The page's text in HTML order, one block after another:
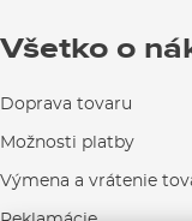
Všetko o
Doprava tovaru
Možnosti platby
Výmena a vrátenie